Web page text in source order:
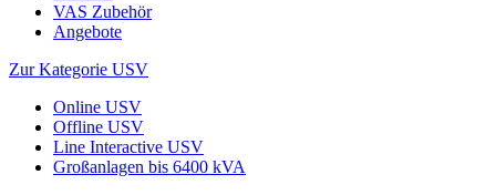
VAS Zubehör
Angebote
Zur Kategorie USV
Online USV
Offline USV
Line Interactive USV
Großanlagen bis 6400 kVA